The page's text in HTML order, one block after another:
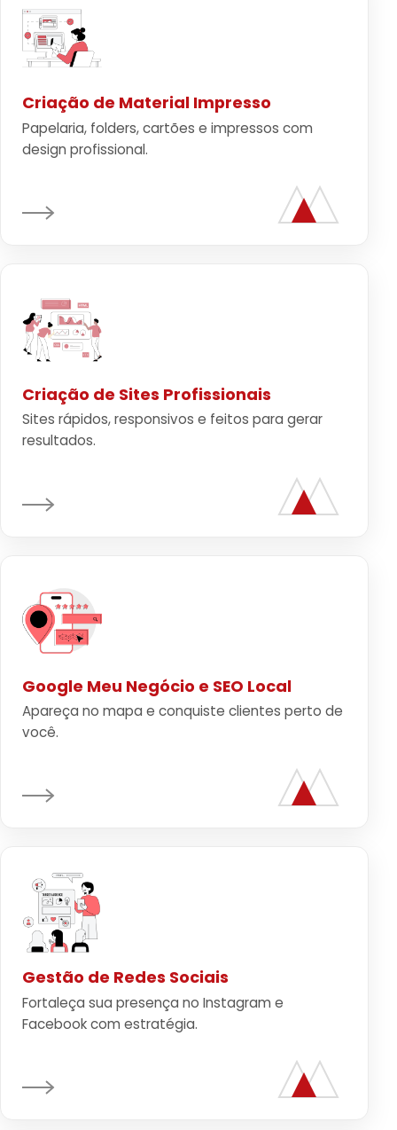
Criação de Material Impresso
Papelaria, folders, cartões e impressos com
design profissional.
Criação de Sites Profissionais
Sites rápidos, responsivos e feitos para gerar
resultados.
Google Meu Negócio e SEO Local
Apareça no mapa e conquiste clientes perto de
você.
Gestão de Redes Sociais
Fortaleça sua presença no Instagram e
Facebook com estratégia.